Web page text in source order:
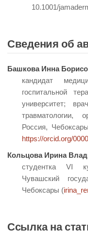
10.1001/
Сведения об
Башкова Инна
кандидат
госпитальной
университет;
травматологии,
Россия,
https://orcid.org/
Кольцова Ирина
студентка VI
Чувашский
Чебоксары (
Ссылка на